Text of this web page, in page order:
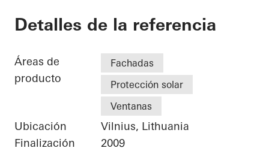
Businesscenter
Detalles de la referencia
Áreas de
producto
Fachadas
Protección solar
Ventanas
Ubicación
Vilnius, Lithuania
Finalización
2009